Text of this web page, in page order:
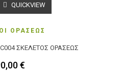
QUICKVIEW
ΟΡΑΣΕΩΣ
C004 ΣΚΕΛΕΤΌΣ ΟΡΆΣΕΩΣ
€